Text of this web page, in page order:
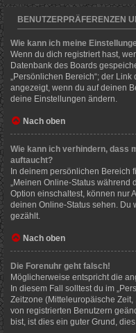
BENUTZERPRÄFERENZEN
Wie kann ich meine
Wenn du dich registriert hast,
Datenbank des Boards
„Persönlichen Bereich“; der
angezeigt, wenn du auf deinen
deine Einstellungen ändern.
Nach oben
Wie kann ich verhindern, dass
auftaucht?
In deinem persönlichen Bereich
„Meinen Online-Status während
Option einschaltest, können nur
deinen Online-Status sehen. Du
gezählt.
Nach oben
Die Forenuhr geht falsch!
Möglicherweise entspricht die
In diesem Fall solltest du im
Zeitzone (Mitteleuropäische
von registrierten Benutzern
bist, ist dies ein guter Grund,